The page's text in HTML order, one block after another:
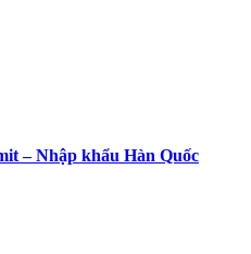
– Nhập khẩu Hàn Quốc